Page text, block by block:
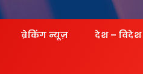
ब्रेकिंग न्यूज़ देश – विदेश